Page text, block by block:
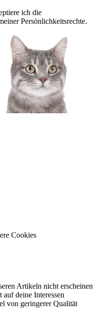
ich die
Persönlichkeitsrechte.
Cookies
Artikeln nicht erscheinen
deine Interessen
von geringerer Qualität